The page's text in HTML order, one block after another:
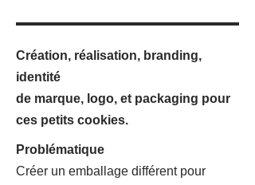
Création, réalisation, branding,
identité
de marque, logo, et packaging pour
ces petits cookies.
Problématique
Créer un emballage différent pour